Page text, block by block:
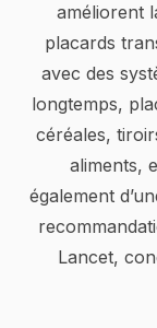
améliorent
placards
avec des
longtemps,
céréales,
aliments,
également
Lancet,